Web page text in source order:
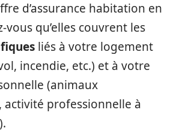
d’assurance habitation en
vous qu’elles couvrent les
liés à votre logement
incendie, etc.) et à votre
(animaux
activité professionnelle à